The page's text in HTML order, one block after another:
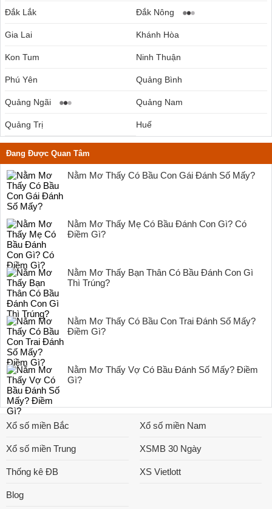
Đắk Lắk Đắk Nông
Gia Lai Khánh Hòa
Kon Tum Ninh Thuận
Phú Yên Quảng Bình
Quảng Ngãi Quảng Nam
Quảng Trị Huế
Đang Được Quan Tâm
Nằm Mơ Thấy Có Bầu Con Gái Đánh Số Mấy?
Nằm Mơ Thấy Mẹ Có Bầu Đánh Con Gì? Có
Điềm Gì?
Nằm Mơ Thấy Bạn Thân Có Bầu Đánh Con Gì
Thì Trúng?
Nằm Mơ Thấy Có Bầu Con Trai Đánh Số Mấy?
Điềm Gì?
Nằm Mơ Thấy Vợ Có Bầu Đánh Số Mấy? Điềm
Gì?
Xổ số miền Bắc Xổ số miền Nam
Xổ số miền Trung XSMB 30 Ngày
Thống kê ĐB XS Vietlott
Blog